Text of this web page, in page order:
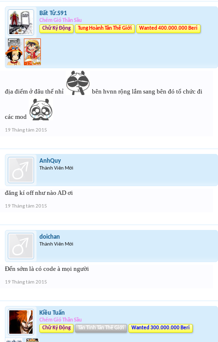
Bất Tử.S91
Chém Gió Thần Sầu
Chữ Ký Động
Tung Hoành Tân Thế Giới Wanted 400.000.000 Beri
địa điểm ở đâu thế nhỉ bên hvnn rộng lắm sang bên đó tổ chức đi
các mod
19 Tháng tám 2015
AnhQuy
Thành Viên Mới
đăng kí off như nào AD ơi
19 Tháng tám 2015
doichan
Thành Viên Mới
Đến sớm là có code à mọi người
19 Tháng tám 2015
Kiều Tuấn
Chém Gió Thần Sầu
Chữ Ký Động
Tân Tinh Tân Thế Giới Wanted 300.000.000 Beri